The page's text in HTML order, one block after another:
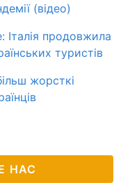
(відео)
Італія продовжила
туристів
жорсткі
НАС